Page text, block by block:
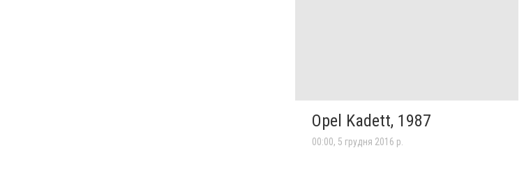
Opel Kadett, 1987
00:00, 5 грудня 2016 р.